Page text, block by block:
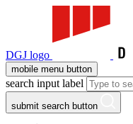
DGJ logo
mobile menu button
search input label
submit search button